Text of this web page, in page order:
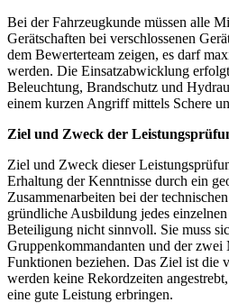
Bei der Fahrzeugkunde müssen alle
Gerätschaften bei verschlossenen
dem Bewerterteam zeigen, es darf
werden. Die Einsatzabwicklung
Beleuchtung, Brandschutz und
einem kurzen Angriff mittels Schere
Ziel und Zweck der
Ziel und Zweck dieser
Erhaltung der Kenntnisse durch ein
Zusammenarbeiten bei der
gründliche Ausbildung jedes
Beteiligung nicht sinnvoll. Sie muss
Gruppenkommandanten und der zwei
Funktionen beziehen. Das Ziel ist die
werden keine Rekordzeiten
eine gute Leistung erbringen.